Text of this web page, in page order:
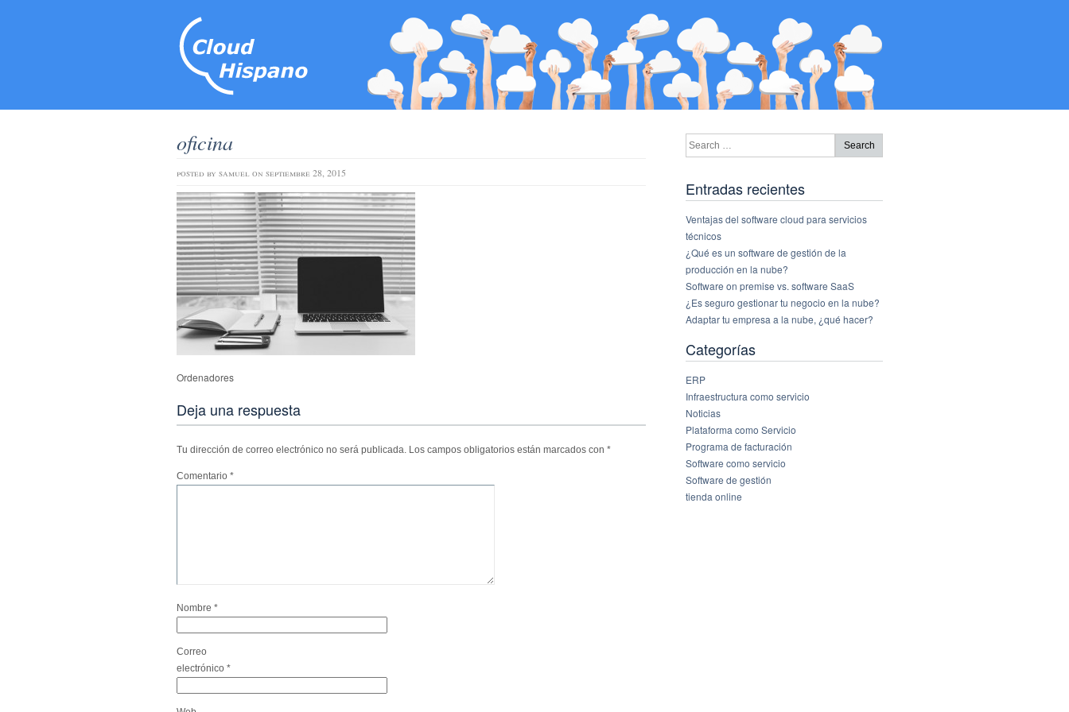
oficina
posted by samuel on septiembre 28, 2015
Ordenadores
Deja una respuesta
Tu dirección de correo electrónico no será publicada. Los campos obligatorios están marcados con *
Comentario *
Nombre *
Correo
electrónico *
Entradas recientes
Ventajas del software cloud para servicios
técnicos
¿Qué es un software de gestión de la
producción en la nube?
Software on premise vs. software SaaS
¿Es seguro gestionar tu negocio en la nube?
Adaptar tu empresa a la nube, ¿qué hacer?
Categorías
ERP
Infraestructura como servicio
Noticias
Plataforma como Servicio
Programa de facturación
Software como servicio
Software de gestión
tienda online